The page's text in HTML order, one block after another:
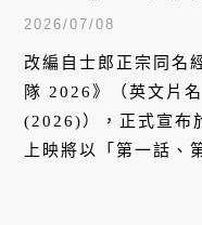
界首映
2026/07/08
改編自士郎正宗同名
隊 2026》（英文片
(2026)），正式宣布
上映將以「第一話、